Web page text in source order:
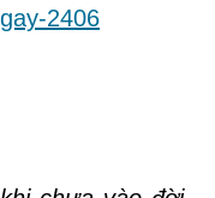
2406